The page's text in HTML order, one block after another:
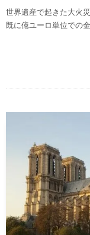
世界遺産で起きた大火
既に億ユーロ単位での